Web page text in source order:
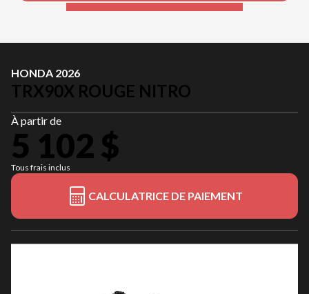
HONDA 2026
TRX90X ROUGE NITRO
À partir de
5 102 $
Tous frais inclus
CALCULATRICE DE PAIEMENT